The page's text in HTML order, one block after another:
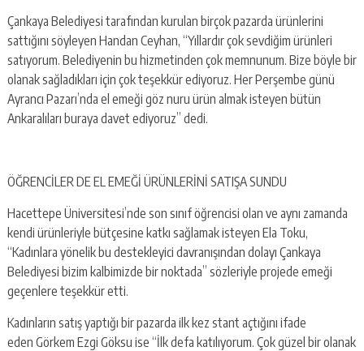
Çankaya Belediyesi tarafından kurulan birçok pazarda ürünlerini
sattığını söyleyen Handan Ceyhan, “Yıllardır çok sevdiğim ürünleri
satıyorum. Belediyenin bu hizmetinden çok memnunum. Bize böyle bir
olanak sağladıkları için çok teşekkür ediyoruz. Her Perşembe günü
Ayrancı Pazarı’nda el emeği göz nuru ürün almak isteyen bütün
Ankaralıları buraya davet ediyoruz” dedi.
ÖĞRENCİLER DE EL EMEĞİ ÜRÜNLERİNİ SATIŞA SUNDU
Hacettepe Üniversitesi’nde son sınıf öğrencisi olan ve aynı zamanda
kendi ürünleriyle bütçesine katkı sağlamak isteyen Ela Toku,
“Kadınlara yönelik bu destekleyici davranışından dolayı Çankaya
Belediyesi bizim kalbimizde bir noktada” sözleriyle projede emeği
geçenlere teşekkür etti.
Kadınların satış yaptığı bir pazarda ilk kez stant açtığını ifade
eden Görkem Ezgi Göksu ise “İlk defa katılıyorum. Çok güzel bir olanak